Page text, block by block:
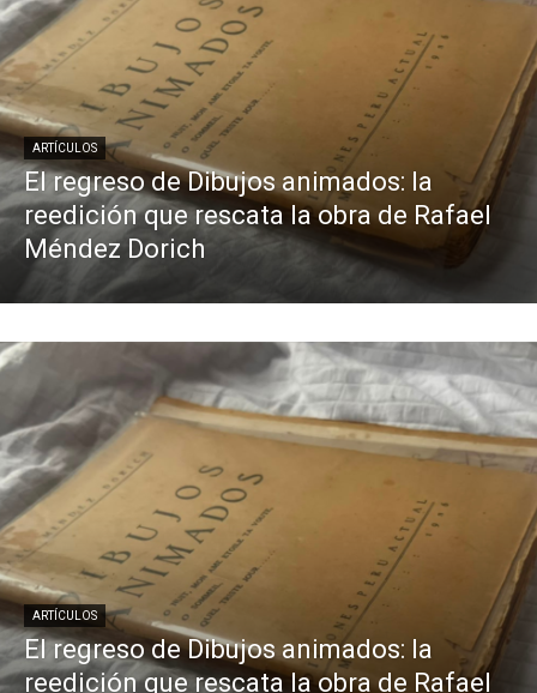
ARTÍCULOS
El regreso de Dibujos animados: la
reedición que rescata la obra de Rafael
Méndez Dorich
ARTÍCULOS
El regreso de Dibujos animados: la
reedición que rescata la obra de Rafael